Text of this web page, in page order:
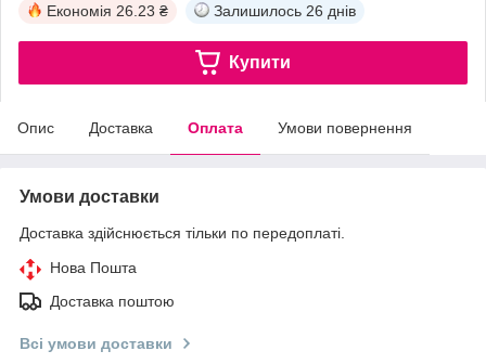
Економія 26.23 ₴ Залишилось 26 днів
Купити
Опис Доставка Оплата Умови повернення
Умови доставки
Доставка здійснюється тільки по передоплаті.
Нова Пошта
Доставка поштою
Всі умови доставки